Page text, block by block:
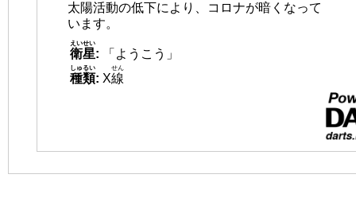
太陽活動の低下により、コロナが暗くなって
います。
衛星
えいせい
:
「ようこう」
種類
しゅるい
: X線
せん